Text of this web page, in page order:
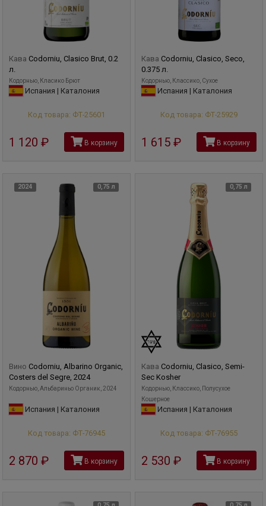
Кава Codorniu, Clasico Brut, 0.2
л.
Кодорнью, Класико Брют
Испания | Каталония
Код товара: ФТ-25601
1 120 руб В корзину
Кава Codorniu, Clasico, Seco,
0.375 л.
Кодорнью, Классико, Сухое
Испания | Каталония
Код товара: ФТ-25929
1 615 руб В корзину
2024 0,75 л
Вино Codorniu, Albarino Organic,
Costers del Segre, 2024
Кодорнью, Альбариньо Органик, 2024
Испания | Каталония
Код товара: ФТ-76945
2 870 руб В корзину
0,75 л
Кава Codorniu, Clasico, Semi-
Sec Kosher
Кодорнью, Классико, Полусухое
Кошерное
Испания | Каталония
Код товара: ФТ-76955
2 530 руб В корзину